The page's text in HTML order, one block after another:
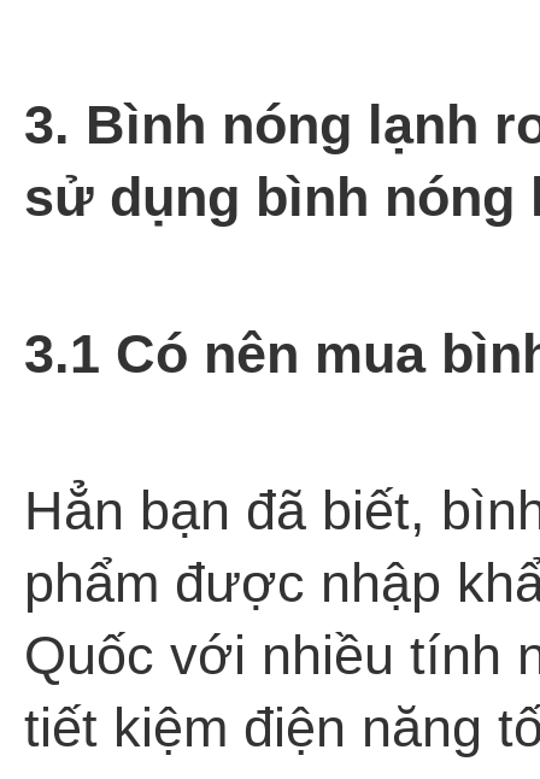
3. Bình nóng lạnh
sử dụng bình nóng
3.1 Có nên mua
Hẳn bạn đã biết,
phẩm được nhập
Quốc với nhiều tính
tiết kiệm điện năng